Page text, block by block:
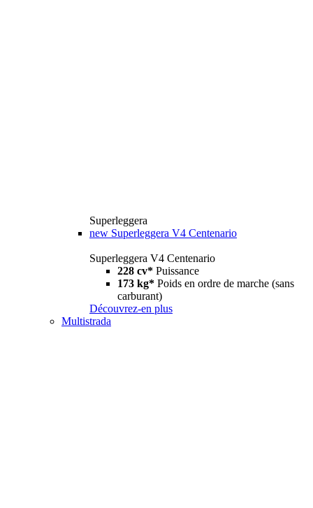
Superleggera
new Superleggera V4 Centenario
Superleggera V4 Centenario
228 cv* Puissance
173 kg* Poids en ordre de marche (sans
carburant)
Découvrez-en plus
Multistrada